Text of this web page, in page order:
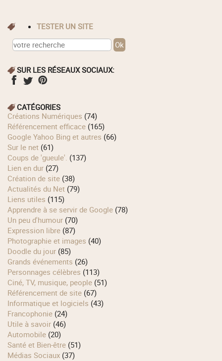
TESTER UN SITE
SUR LES RÉSEAUX SOCIAUX:
CATÉGORIES
Créations Numériques (74)
Référencement efficace (165)
Google Yahoo Bing et autres (66)
Sur le net (61)
Coups de 'gueule'. (137)
Lien en dur (27)
Création de site (38)
Actualités du Net (79)
Liens utiles (115)
Apprendre à se servir de Google (78)
Un peu d'humour (70)
Expression libre (87)
Photographie et images (40)
Doodle du jour (85)
Grands événements (26)
Personnages célèbres (113)
Ciné, TV, musique, people (51)
Référencement de site (67)
Informatique et logiciels (43)
Francophonie (24)
Utile à savoir (46)
Automobile (20)
Santé et Bien-être (51)
Médias Sociaux (37)